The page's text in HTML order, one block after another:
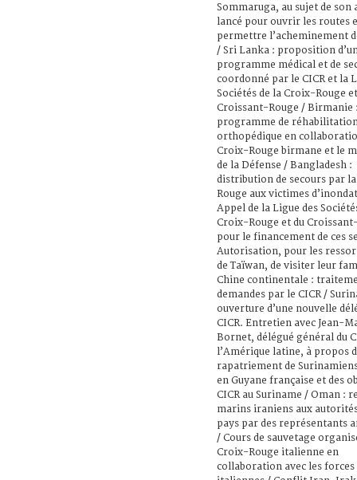
Sommaruga, au sujet de son
lancé pour ouvrir les routes
permettre l’acheminement
/ Sri Lanka : proposition
programme médical et de
coordonné par le CICR et la
Sociétés de la Croix-Rouge
Croissant-Rouge / Birmanie
programme de
orthopédique en
Croix-Rouge birmane et le
de la Défense / Bangladesh :
distribution de secours par
Rouge aux victimes
Appel de la Ligue des
Croix-Rouge et du
pour le financement de ces
Autorisation, pour les
de Taïwan, de visiter leur
Chine continentale :
demandes par le CICR /
ouverture d’une nouvelle
CICR. Entretien avec Jean-
Bornet, délégué général du
l’Amérique latine, à propos
rapatriement de
en Guyane française et des
CICR au Suriname / Oman :
marins iraniens aux
pays par des représentants
/ Cours de sauvetage
Croix-Rouge italienne en
collaboration avec les forces